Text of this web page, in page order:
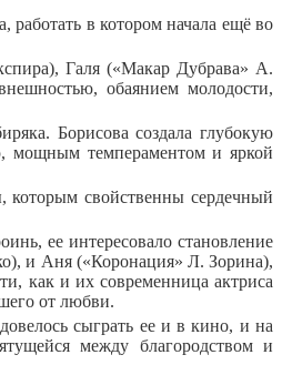
в котором начала ещё во
Галя («Макар Дубрава» А.
обаянием молодости,
Борисова создала глубокую
мощным темпераментом и яркой
которым свойственны сердечный
ее интересовало становление
и Аня («Коронация» Л. Зорина),
как и их современница актриса
от любви.
сыграть ее и в кино, и на
между благородством и